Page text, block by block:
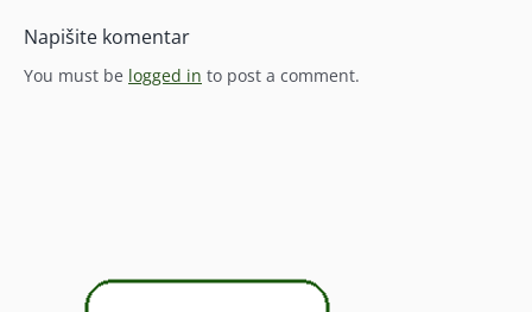
Napišite komentar
You must be logged in to post a comment.